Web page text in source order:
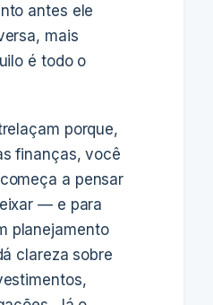
antes ele
mais
é todo o
porque,
finanças, você
a pensar
— e para
planejamento
clareza sobre